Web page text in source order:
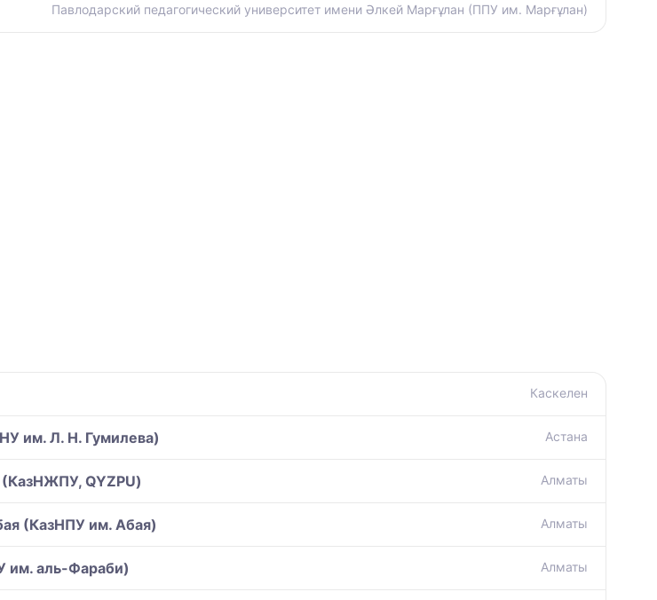
Павлодарский педагогический университет имени Әлкей Марғұлан (ППУ им. Марғұлан)
Каскелен
им. Л. Н. Гумилева) Астана
(КазНЖПУ, QYZPU) Алматы
(КазНПУ им. Абая) Алматы
им. аль-Фараби) Алматы